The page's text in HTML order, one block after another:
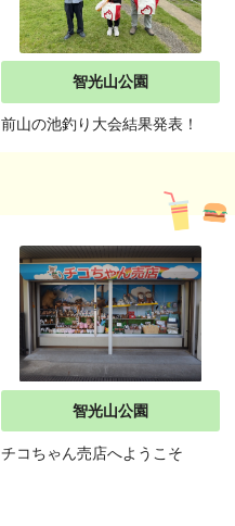
智光山公園
前山の池釣り大会結果発表！
智光山公園
チコちゃん売店へようこそ